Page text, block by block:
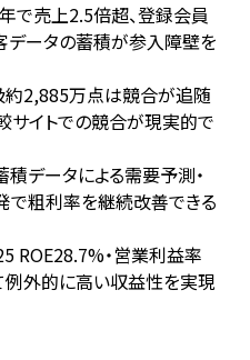
で売上2.5倍超、登録会員
データの蓄積が参入障壁を
約2,885万点は競合が追随
サイトでの競合が現実的で
積データによる需要予測・
で粗利率を継続改善できる
ROE28.7%・営業利益率
例外的に高い収益性を実現